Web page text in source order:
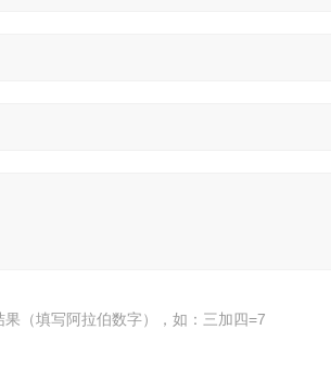
果（填写阿拉伯数字），如：三加四=7